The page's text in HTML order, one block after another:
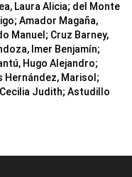
Laura Alicia; del Monte
; Amador Magaña,
Manuel ; Cruz Barney,
Imer Benjamín;
Hugo Alejandro;
Hernández, Marisol ;
Judith; Astudillo